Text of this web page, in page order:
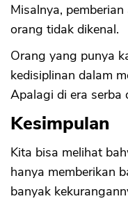
Misalnya,
orang tidak dikenal.
Orang yang punya
kedisiplinan dalam
Apalagi di era serba
Kesimpulan
Kita bisa melihat
hanya memberikan
banyak